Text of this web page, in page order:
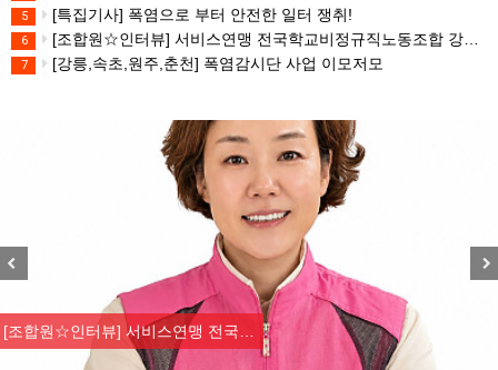
5 [특집기사] 폭염으로 부터 안전한 일터 쟁취!
6 [조합원☆인터뷰] 서비스연맹 전국학교비정규직노동조합 강원지부 김유미 춘천지회장
7 [강릉,속초,원주,춘천] 폭염감시단 사업 이모저모
[조합원☆인터뷰] 서비스연맹 전국…